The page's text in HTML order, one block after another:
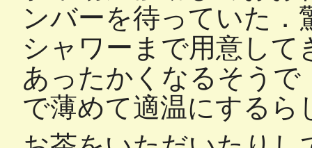
ンバーを待っていた
シャワーまで用意し
あったかくなるそうで
で薄めて適温にするら